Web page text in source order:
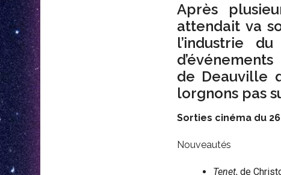
Après
attendait va
l’industrie
de Deauville
lorgnons pas
Sorties cinéma du
Nouveautés
Tenet, de